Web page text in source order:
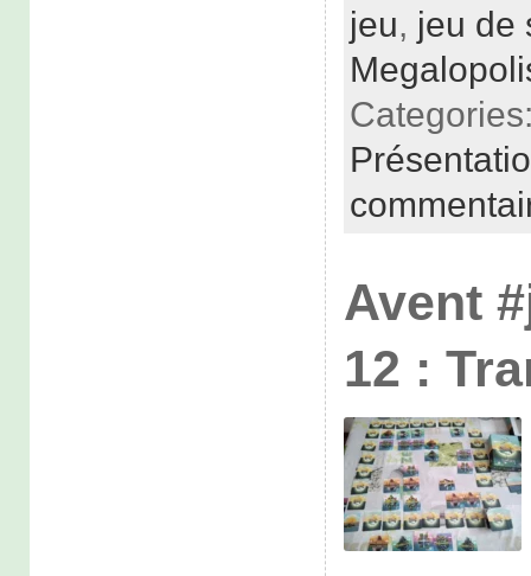
jeu, jeu de
Avent
12 :